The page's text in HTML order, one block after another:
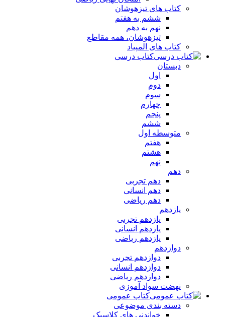
کتاب های تیزهوشان
ششم به هفتم
نهم به دهم
تیزهوشان، همه مقاطع
کتاب های المپیاد
کتاب درسی
دبستان
اول
دوم
سوم
چهارم
پنجم
ششم
متوسطه اول
هفتم
هشتم
نهم
دهم
دهم تجربی
دهم انسانی
دهم ریاضی
یازدهم
یازدهم تجربی
یازدهم انسانی
یازدهم ریاضی
دوازدهم
دوازدهم تجربی
دوازدهم انسانی
دوازدهم ریاضی
نهضت سواد آموزی
کتاب عمومی
دسته بندی موضوعی
خواندنی های کلاسیک